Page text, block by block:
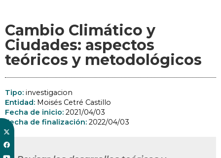
Cambio Climático y
Ciudades: aspectos
teóricos y metodológicos
Tipo: investigacion
Entidad: Moisés Cetré Castillo
Fecha de inicio: 2021/04/03
Fecha de finalización: 2022/04/03